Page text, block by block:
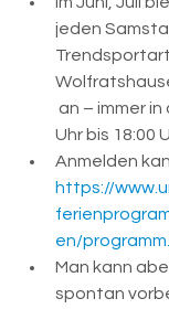
jeden
an – immer in
Uhr bis 18:00
Anmelden
https://
en/
Man kann
spontan